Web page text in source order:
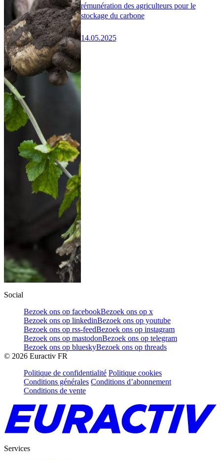
rémunération des agriculteurs pour le
stockage du carbone
14.05.2025
Social
Bezoek ons op facebookBezoek ons op x
Bezoek ons op linkedinBezoek ons op youtube
Bezoek ons op rss-feedBezoek ons op instagram
Bezoek ons op mastodonBezoek ons op telegram
Bezoek ons op blueskyBezoek ons op threads
© 2026 Euractiv FR
Politique de confidentialité Politique cookies
Conditions générales Conditions d’abonnement
Conditions de vente
Services